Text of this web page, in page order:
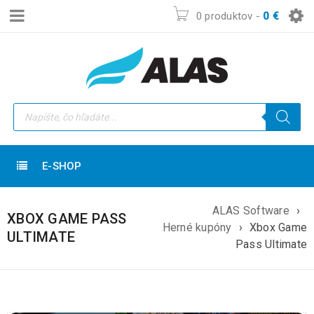
0 produktov - 0 €
E-SHOP
XBOX GAME PASS
ULTIMATE
ALAS Software
›
Herné kupóny
› Xbox Game
Pass Ultimate